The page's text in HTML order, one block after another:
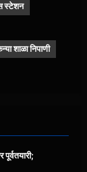
स्टेशन
शाळा निपाणी